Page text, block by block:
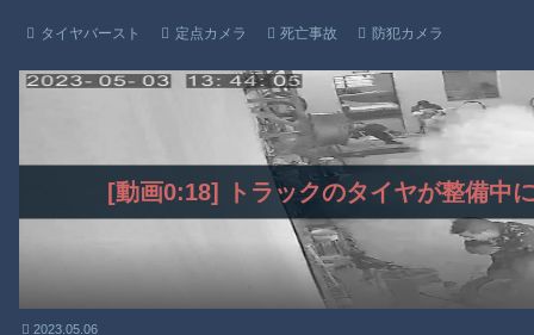
タイヤバースト 定点カメラ 死亡事故 防犯カメラ
[動画0:18] トラックのタイヤが整備中
2023.05.06